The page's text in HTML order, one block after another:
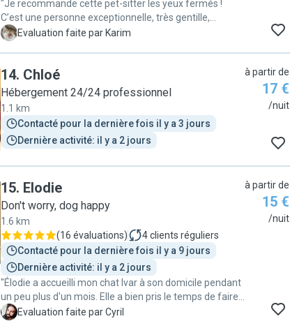
"Je recommande cette pet-sitter les yeux fermés !
C’est une personne exceptionnelle, très gentille,
bienveillante et passionnée par les animaux. Elle a pris
l’esprit totalement tranquille. On sent qu’elle aime
sincèrement les animaux et qu’elle fait tout pour qu’ils
se sentent en confiance et comme à la maison. Son
professionnalisme, sa douceur et son attention aux
détails sont vraiment remarquables. En plus de tout
cela, elle propose des tarifs parmi les plus bas de la
referai appel à elle sans la moindre hésitation et je la
recommande à 100 % à toutes les personnes qui
cherchent quelqu’un de confiance pour garder leur
animal."
K Evaluation faite par Karim
14. Chloé
Hébergement 24/24 professionnel
1.1 km
Contacté pour la dernière fois il y a 3 jours
Dernière activité: il y a 2 jours
à partir de
17 €
/nuit
15. Elodie
Don't worry, dog happy
1.6 km
(16 évaluations) 4clients réguliers
Contacté pour la dernière fois il y a 9 jours
Dernière activité: il y a 2 jours
"Élodie a accueilli mon chat Ivar à son domicile pendant
un peu plus d'un mois. Elle a bien pris le temps de faire
sa connaissance avant, et de le présenter à son chat
C Evaluation faite par Cyril
à partir de
15 €
/nuit